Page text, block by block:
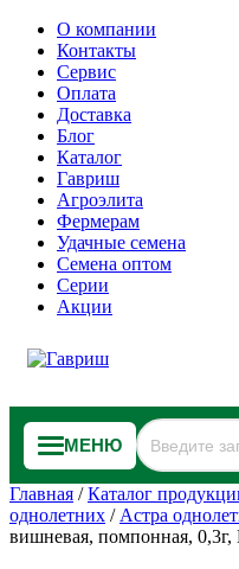
О компании
Контакты
Сервис
Оплата
Доставка
Блог
Каталог
Гавриш
Агроэлита
Фермерам
Удачные семена
Семена оптом
Серии
Акции
МЕНЮ
Главная /Каталог
однолетних / Астра
вишневая, помпонная,